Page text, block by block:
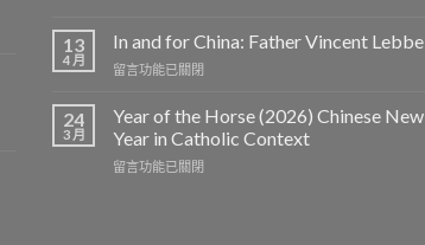
13
4 月
In and for China: Father Vincent Lebbe
在
and
China:
Father
留言功能已關閉
24
3 月
Year of the Horse (2026) Chinese New
Year in Catholic Context
在
留言功能已關閉